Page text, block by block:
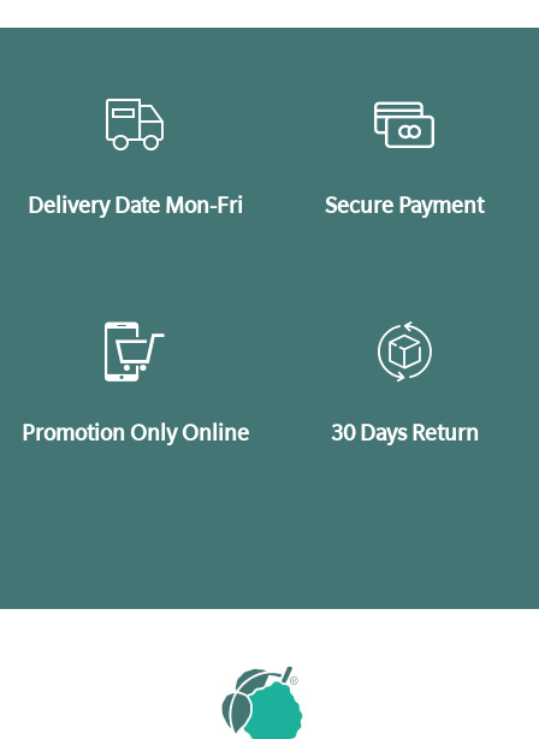
Delivery Date Mon-Fri Secure Payment
Promotion Only Online 30 Days Return